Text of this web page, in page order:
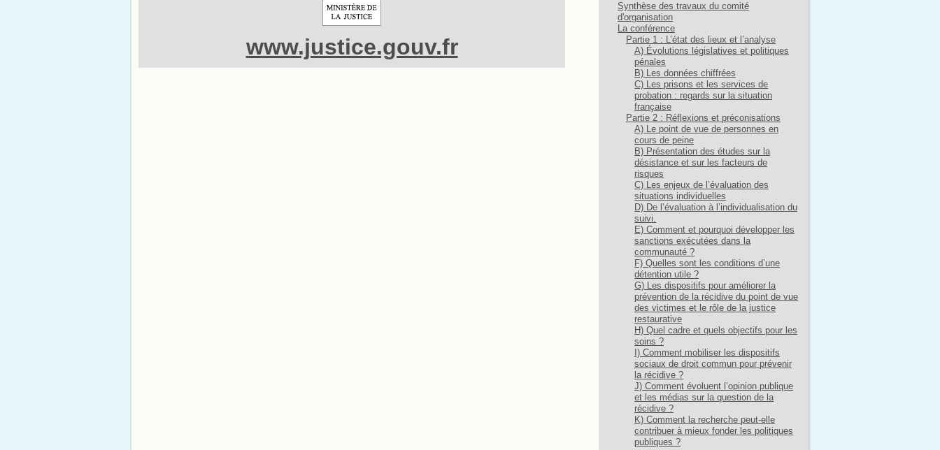
www.justice.gouv.fr
Synthèse des travaux du comité
d'organisation
La conférence
Partie 1 : L’état des lieux et l’analyse
A) Évolutions législatives et politiques
pénales
B) Les données chiffrées
C) Les prisons et les services de
probation : regards sur la situation
française
Partie 2 : Réflexions et préconisations
A) Le point de vue de personnes en
cours de peine
B) Présentation des études sur la
désistance et sur les facteurs de
risques
C) Les enjeux de l’évaluation des
situations individuelles
D) De l’évaluation à l’individualisation du
suivi.
E) Comment et pourquoi développer les
sanctions exécutées dans la
communauté ?
F) Quelles sont les conditions d’une
détention utile ?
G) Les dispositifs pour améliorer la
prévention de la récidive du point de vue
des victimes et le rôle de la justice
restaurative
H) Quel cadre et quels objectifs pour les
soins ?
I) Comment mobiliser les dispositifs
sociaux de droit commun pour prévenir
la récidive ?
J) Comment évoluent l’opinion publique
et les médias sur la question de la
récidive ?
K) Comment la recherche peut-elle
contribuer à mieux fonder les politiques
publiques ?